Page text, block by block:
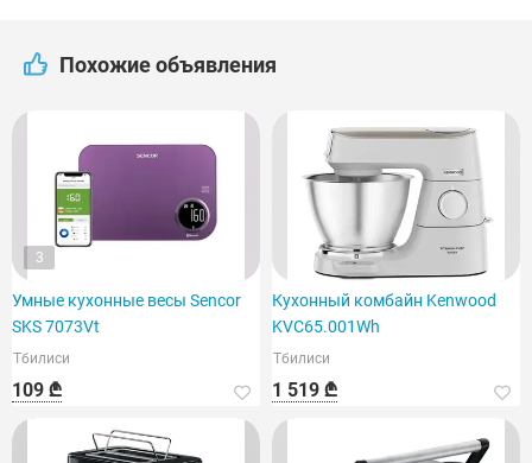
Похожие объявления
3
Умные кухонные весы Sencor
SKS 7073Vt
Тбилиси
109 ₾
Кухонный комбайн Kenwood
KVC65.001Wh
Тбилиси
1 519 ₾